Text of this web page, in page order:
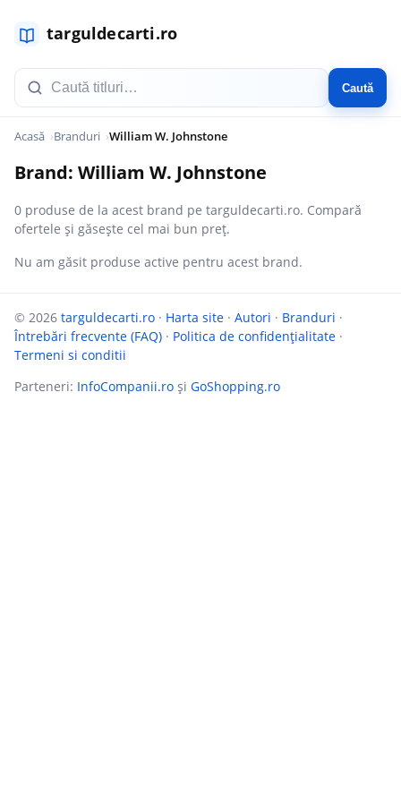
Caută
Acasă Branduri William W. Johnstone
Brand: William W. Johnstone
0 produse de la acest brand pe targuldecarti.ro. Compară
ofertele și găsește cel mai bun preț.
Nu am găsit produse active pentru acest brand.
© 2026 targuldecarti.ro · Harta site · Autori · Branduri ·
Întrebări frecvente (FAQ) · Politica de confidențialitate ·
Termeni si conditii
Parteneri: InfoCompanii.ro și GoShopping.ro